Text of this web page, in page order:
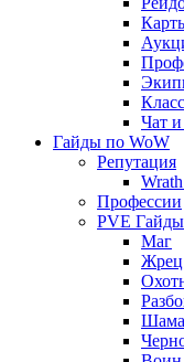
Чат и
Гайды по WoW
Репутация
Профессии
PVE Гайды
Маг
Жрец